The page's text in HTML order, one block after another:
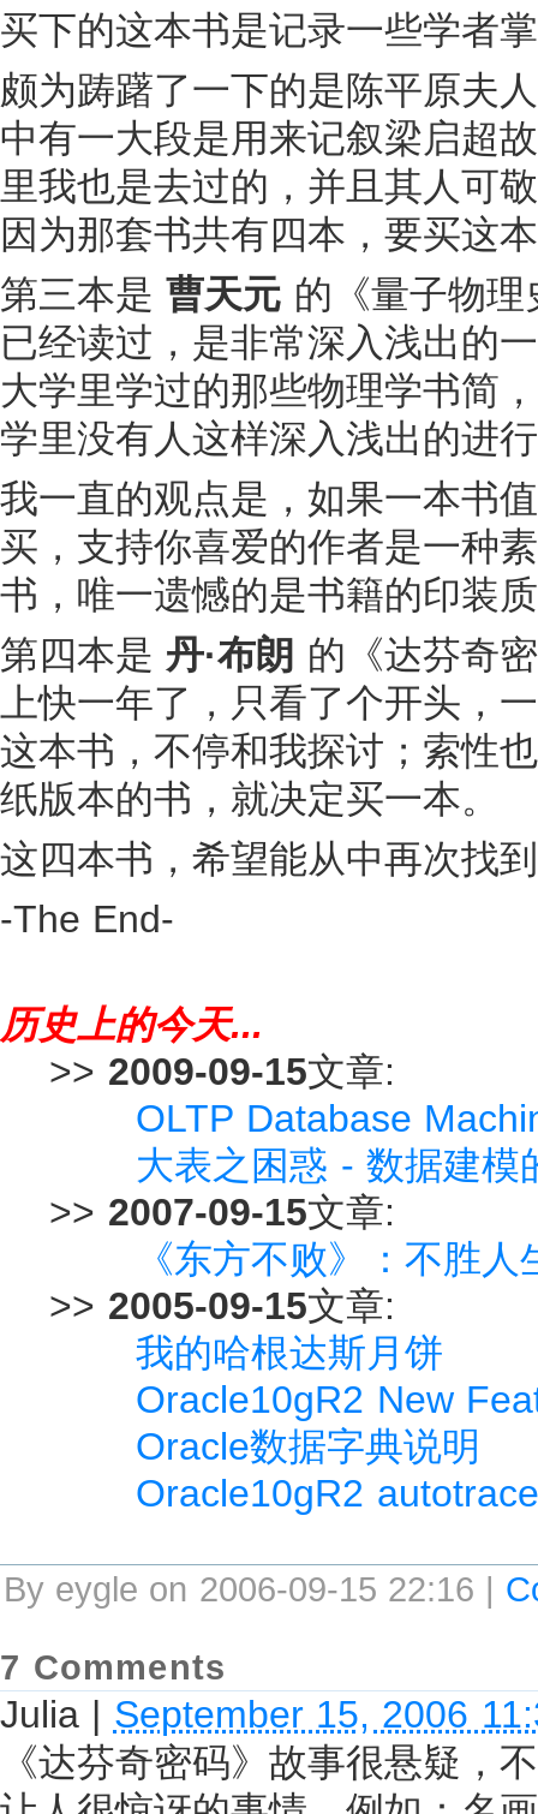
买下的这本书是记录一些学者
颇为踌躇了一下的是陈平原夫
中有一大段是用来记叙梁启超
里我也是去过的，并且其人可
因为那套书共有四本，要买这
第三本是曹天元 的《量子物
已经读过，是非常深入浅出的
大学里学过的那些物理学书简
学里没有人这样深入浅出的进
我一直的观点是，如果一本书
买，支持你喜爱的作者是一种
书，唯一遗憾的是书籍的印装
第四本是 丹·布朗 的《达芬奇
上快一年了，只看了个开头，
这本书，不停和我探讨；索性
纸版本的书，就决定买一本。
这四本书，希望能从中再次找
-The End-
历史上的今天...
>> 2009-09-15文章:
OLTP Database
大表之困惑 - 数据建模
>> 2007-09-15文章:
《东方不败》：不胜人
>> 2005-09-15文章:
我的哈根达斯月饼
Oracle10gR2 New
Oracle数据字典说明
Oracle10gR2
By eygle on 2006-09-15 22:16 |
7 Comments
Julia | September 15, 2006
《达芬奇密码》故事很悬疑，